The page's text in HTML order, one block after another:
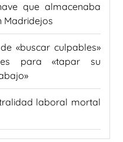
que almacenaba
Madridejos
«buscar culpables»
para «tapar su
laboral mortal